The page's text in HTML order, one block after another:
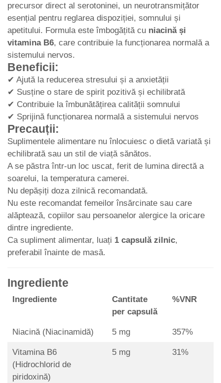
precursor direct al serotoninei, un neurotransmițător
esențial pentru reglarea dispoziției, somnului și
apetitului. Formula este îmbogățită cu niacină și
vitamina B6, care contribuie la funcționarea normală a
sistemului nervos.
Beneficii:
✔ Ajută la reducerea stresului și a anxietății
✔ Susține o stare de spirit pozitivă și echilibrată
✔ Contribuie la îmbunătățirea calității somnului
✔ Sprijină funcționarea normală a sistemului nervos
Precauții:
Suplimentele alimentare nu înlocuiesc o dietă variată și
echilibrată sau un stil de viață sănătos.
A se păstra într-un loc uscat, ferit de lumina directă a
soarelui, la temperatura camerei.
Nu depășiți doza zilnică recomandată.
Nu este recomandat femeilor însărcinate sau care
alăptează, copiilor sau persoanelor alergice la oricare
dintre ingrediente.
Ca supliment alimentar, luați 1 capsulă zilnic,
preferabil înainte de masă.
Ingrediente
Ingrediente
Cantitate
per capsulă
%VNR
Niacină (Niacinamidă) 5 mg 357%
Vitamina B6
(Hidrochlorid de
piridoxină)
5 mg 31%